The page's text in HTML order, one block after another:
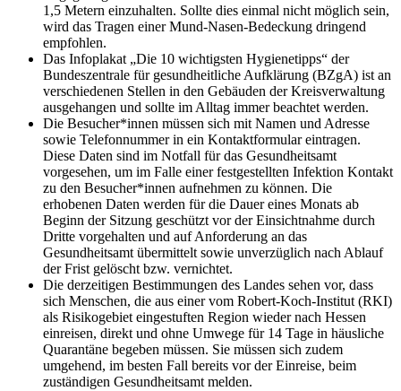
1,5 Metern einzuhalten. Sollte dies einmal nicht möglich sein,
wird das Tragen einer Mund-Nasen-Bedeckung dringend
empfohlen.
Das Infoplakat „Die 10 wichtigsten Hygienetipps“ der
Bundeszentrale für gesundheitliche Aufklärung (BZgA) ist an
verschiedenen Stellen in den Gebäuden der Kreisverwaltung
ausgehangen und sollte im Alltag immer beachtet werden.
Die Besucher*innen müssen sich mit Namen und Adresse
sowie Telefonnummer in ein Kontaktformular eintragen.
Diese Daten sind im Notfall für das Gesundheitsamt
vorgesehen, um im Falle einer festgestellten Infektion Kontakt
zu den Besucher*innen aufnehmen zu können. Die
erhobenen Daten werden für die Dauer eines Monats ab
Beginn der Sitzung geschützt vor der Einsichtnahme durch
Dritte vorgehalten und auf Anforderung an das
Gesundheitsamt übermittelt sowie unverzüglich nach Ablauf
der Frist gelöscht bzw. vernichtet.
Die derzeitigen Bestimmungen des Landes sehen vor, dass
sich Menschen, die aus einer vom Robert-Koch-Institut (RKI)
als Risikogebiet eingestuften Region wieder nach Hessen
einreisen, direkt und ohne Umwege für 14 Tage in häusliche
Quarantäne begeben müssen. Sie müssen sich zudem
umgehend, im besten Fall bereits vor der Einreise, beim
zuständigen Gesundheitsamt melden.